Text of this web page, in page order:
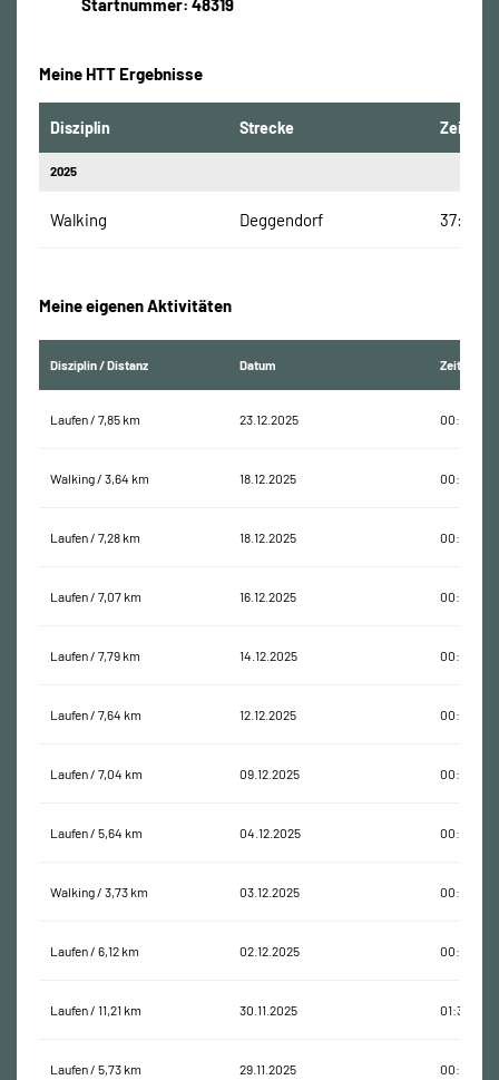
Startnummer: 48319
Meine HTT Ergebnisse
Disziplin Strecke Zeit
2025
Walking Deggendorf 37:10
Meine eigenen Aktivitäten
Disziplin / Distanz Datum Zeit
Laufen / 7,85 km 23.12.2025 00:57:35
Walking / 3,64 km 18.12.2025 00:46:34
Laufen / 7,28 km 18.12.2025 00:56:20
Laufen / 7,07 km 16.12.2025 00:49:03
Laufen / 7,79 km 14.12.2025 00:57:47
Laufen / 7,64 km 12.12.2025 00:53:56
Laufen / 7,04 km 09.12.2025 00:49:14
Laufen / 5,64 km 04.12.2025 00:43:14
Walking / 3,73 km 03.12.2025 00:50:23
Laufen / 6,12 km 02.12.2025 00:44:29
Laufen / 11,21 km 30.11.2025 01:38:11
Laufen / 5,73 km 29.11.2025 00:41:03